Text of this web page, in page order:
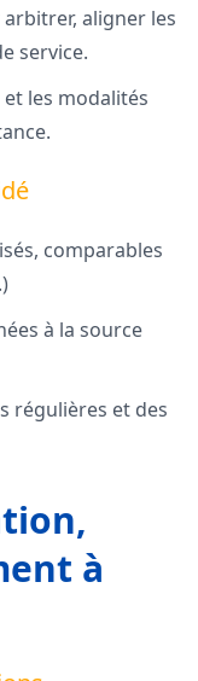
aligner les
service.
les modalités
comparables
à la source
régulières et des
à